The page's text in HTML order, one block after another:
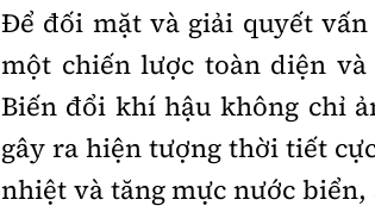
Để đối mặt và giải quyết
một chiến lược toàn diện
Biến đổi khí hậu không chỉ
gây ra hiện tượng thời tiết
nhiệt và tăng mực nước